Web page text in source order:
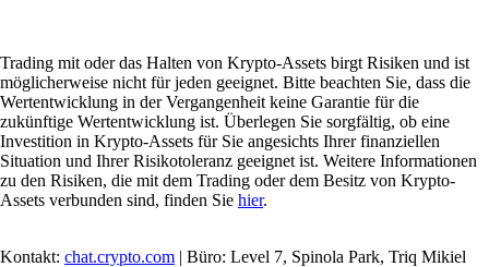
Trading mit oder das Halten von Krypto-Assets birgt Risiken und ist
möglicherweise nicht für jeden geeignet. Bitte beachten Sie, dass die
Wertentwicklung in der Vergangenheit keine Garantie für die
zukünftige Wertentwicklung ist. Überlegen Sie sorgfältig, ob eine
Investition in Krypto-Assets für Sie angesichts Ihrer finanziellen
Situation und Ihrer Risikotoleranz geeignet ist. Weitere Informationen
zu den Risiken, die mit dem Trading oder dem Besitz von Krypto-
Assets verbunden sind, finden Sie hier.
Kontakt: chat.crypto.com | Büro: Level 7, Spinola Park, Triq Mikiel